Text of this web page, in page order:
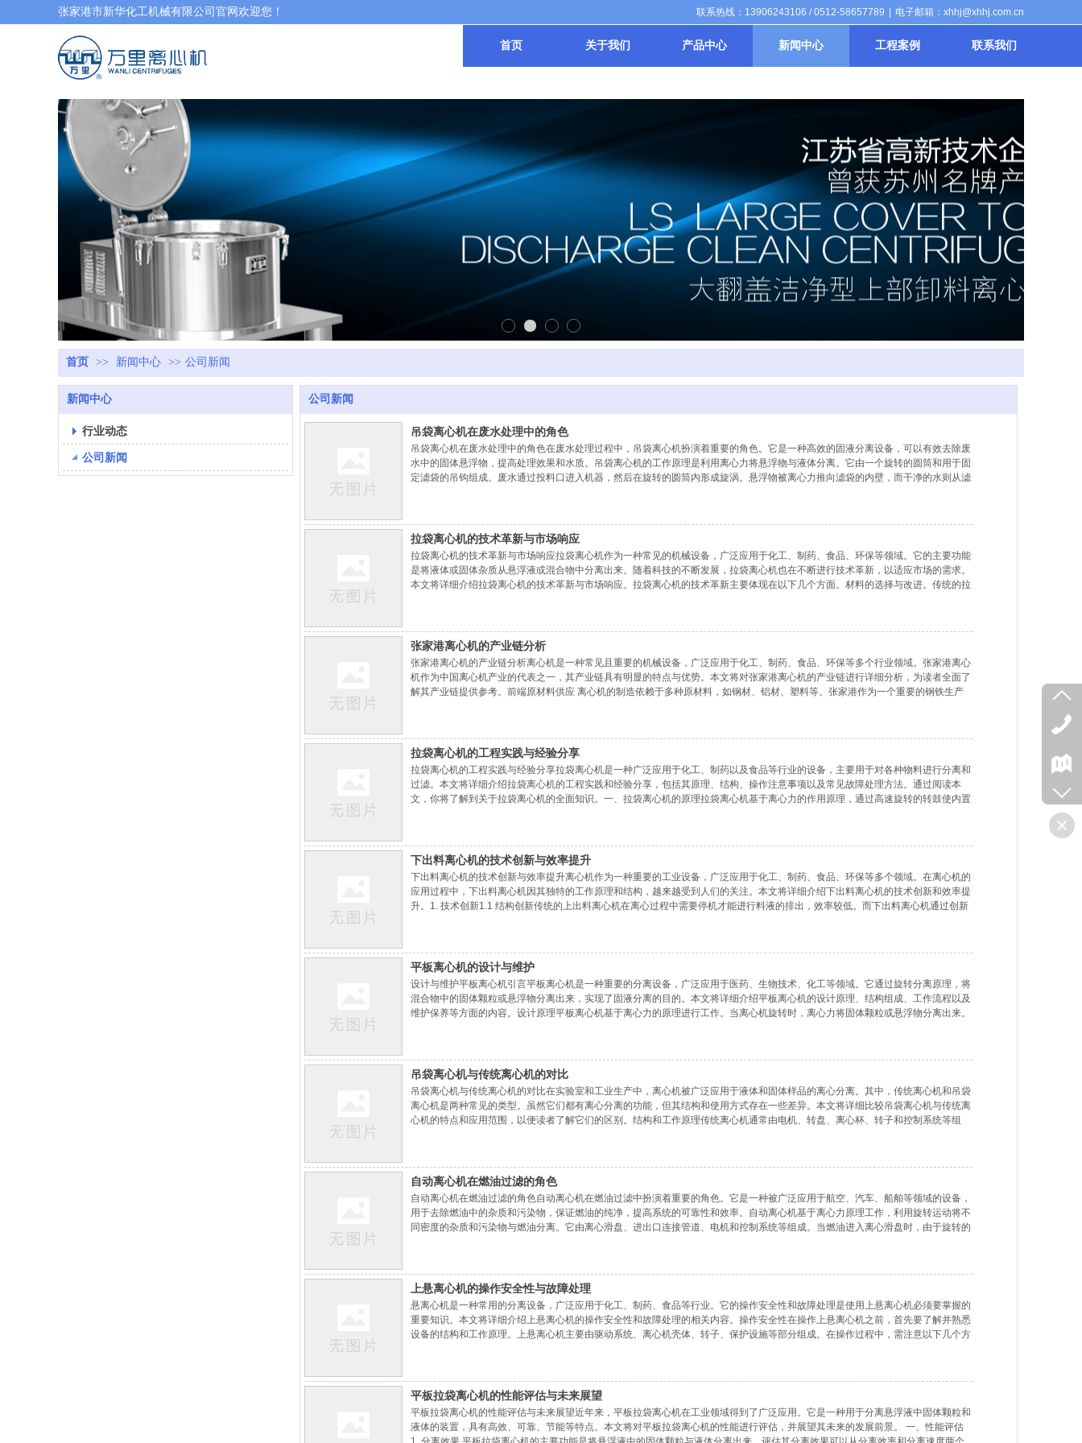
张家港市新华化工机械有限公司官网欢迎您！
首页 关于我们 产品中心 新闻中心 工程案例 联系我们
联系热线：13906243106 / 0512-58657789 电子邮箱：xhhj@xhhj.com.cn
首页 >> 新闻中心 >> 公司新闻
新闻中心
行业动态
公司新闻
公司新闻
吊袋离心机在废水处理中的角色
吊袋离心机在废水处理中的角色在废水处理过程中，吊袋离心机扮演着重要的角色。它是一种高效的固液分离设备，可以有效去除废
水中的固体悬浮物，提高处理效果和水质。吊袋离心机的工作原理是利用离心力将悬浮物与液体分离。它由一个旋转的圆筒和用于固
定滤袋的吊钩组成。废水通过投料口进入机器，然后在旋转的圆筒内形成旋涡。悬浮物被离心力推向滤袋的内壁，而干净的水则从滤
拉袋离心机的技术革新与市场响应
拉袋离心机的技术革新与市场响应拉袋离心机作为一种常见的机械设备，广泛应用于化工、制药、食品、环保等领域。它的主要功能
是将液体或固体杂质从悬浮液或混合物中分离出来。随着科技的不断发展，拉袋离心机也在不断进行技术革新，以适应市场的需求。
本文将详细介绍拉袋离心机的技术革新与市场响应。拉袋离心机的技术革新主要体现在以下几个方面。材料的选择与改进。传统的拉
张家港离心机的产业链分析
张家港离心机的产业链分析离心机是一种常见且重要的机械设备，广泛应用于化工、制药、食品、环保等多个行业领域。张家港离心
机作为中国离心机产业的代表之一，其产业链具有明显的特点与优势。本文将对张家港离心机的产业链进行详细分析，为读者全面了
解其产业链提供参考。前端原材料供应 离心机的制造依赖于多种原材料，如钢材、铝材、塑料等。张家港作为一个重要的钢铁生产
拉袋离心机的工程实践与经验分享
拉袋离心机的工程实践与经验分享拉袋离心机是一种广泛应用于化工、制药以及食品等行业的设备，主要用于对各种物料进行分离和
过滤。本文将详细介绍拉袋离心机的工程实践和经验分享，包括其原理、结构、操作注意事项以及常见故障处理方法。通过阅读本
文，你将了解到关于拉袋离心机的全面知识。一、拉袋离心机的原理拉袋离心机基于离心力的作用原理，通过高速旋转的转鼓使内置
下出料离心机的技术创新与效率提升
下出料离心机的技术创新与效率提升离心机作为一种重要的工业设备，广泛应用于化工、制药、食品、环保等多个领域。在离心机的
应用过程中，下出料离心机因其独特的工作原理和结构，越来越受到人们的关注。本文将详细介绍下出料离心机的技术创新和效率提
升。1. 技术创新1.1 结构创新传统的上出料离心机在离心过程中需要停机才能进行料液的排出，效率较低。而下出料离心机通过创新
平板离心机的设计与维护
设计与维护平板离心机引言平板离心机是一种重要的分离设备，广泛应用于医药、生物技术、化工等领域。它通过旋转分离原理，将
混合物中的固体颗粒或悬浮物分离出来，实现了固液分离的目的。本文将详细介绍平板离心机的设计原理、结构组成、工作流程以及
维护保养等方面的内容。设计原理平板离心机基于离心力的原理进行工作。当离心机旋转时，离心力将固体颗粒或悬浮物分离出来。
吊袋离心机与传统离心机的对比
吊袋离心机与传统离心机的对比在实验室和工业生产中，离心机被广泛应用于液体和固体样品的离心分离。其中，传统离心机和吊袋
离心机是两种常见的类型。虽然它们都有离心分离的功能，但其结构和使用方式存在一些差异。本文将详细比较吊袋离心机与传统离
心机的特点和应用范围，以便读者了解它们的区别。结构和工作原理传统离心机通常由电机、转盘、离心杯、转子和控制系统等组
自动离心机在燃油过滤的角色
自动离心机在燃油过滤的角色自动离心机在燃油过滤中扮演着重要的角色。它是一种被广泛应用于航空、汽车、船舶等领域的设备，
用于去除燃油中的杂质和污染物，保证燃油的纯净，提高系统的可靠性和效率。自动离心机基于离心力原理工作，利用旋转运动将不
同密度的杂质和污染物与燃油分离。它由离心滑盘、进出口连接管道、电机和控制系统等组成。当燃油进入离心滑盘时，由于旋转的
上悬离心机的操作安全性与故障处理
悬离心机是一种常用的分离设备，广泛应用于化工、制药、食品等行业。它的操作安全性和故障处理是使用上悬离心机必须要掌握的
重要知识。本文将详细介绍上悬离心机的操作安全性和故障处理的相关内容。操作安全性在操作上悬离心机之前，首先要了解并熟悉
设备的结构和工作原理。上悬离心机主要由驱动系统、离心机壳体、转子、保护设施等部分组成。在操作过程中，需注意以下几个方
平板拉袋离心机的性能评估与未来展望
平板拉袋离心机的性能评估与未来展望近年来，平板拉袋离心机在工业领域得到了广泛应用。它是一种用于分离悬浮液中固体颗粒和
液体的装置，具有高效、可靠、节能等特点。本文将对平板拉袋离心机的性能进行评估，并展望其未来的发展前景。 一、性能评估